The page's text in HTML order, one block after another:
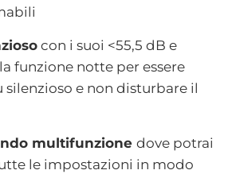
con i suoi <55,5 dB e
funzione notte per essere
silenzioso e non disturbare il
multifunzionedove potrai
le impostazioni in modo